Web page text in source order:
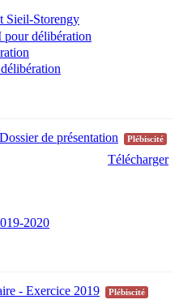
Sieil-Storengy
pour délibération
de présentation Plébiscité
Télécharger
2020
- Exercice 2019 Plébiscité